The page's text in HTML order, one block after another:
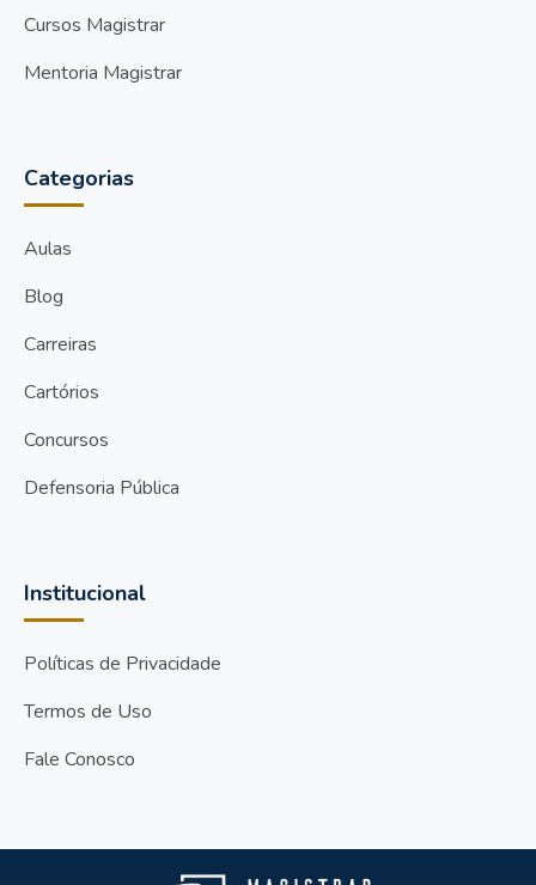
Cursos Magistrar
Mentoria Magistrar
Categorias
Aulas
Blog
Carreiras
Cartórios
Concursos
Defensoria Pública
Institucional
Políticas de Privacidade
Termos de Uso
Fale Conosco